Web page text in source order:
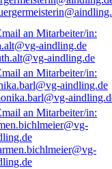
aindling.de